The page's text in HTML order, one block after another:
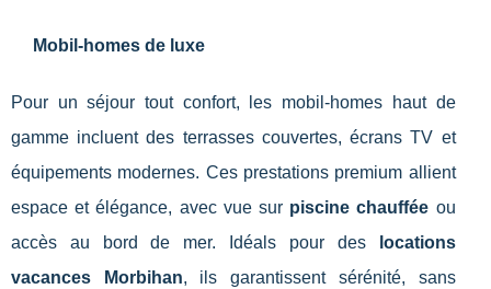
Mobil-homes de luxe
Pour un séjour tout confort, les mobil-homes haut de
gamme incluent des terrasses couvertes, écrans TV et
équipements modernes. Ces prestations premium allient
espace et élégance, avec vue sur piscine chauffée ou
accès au bord de mer. Idéals pour des
locations
vacances Morbihan, ils garantissent sérénité, sans